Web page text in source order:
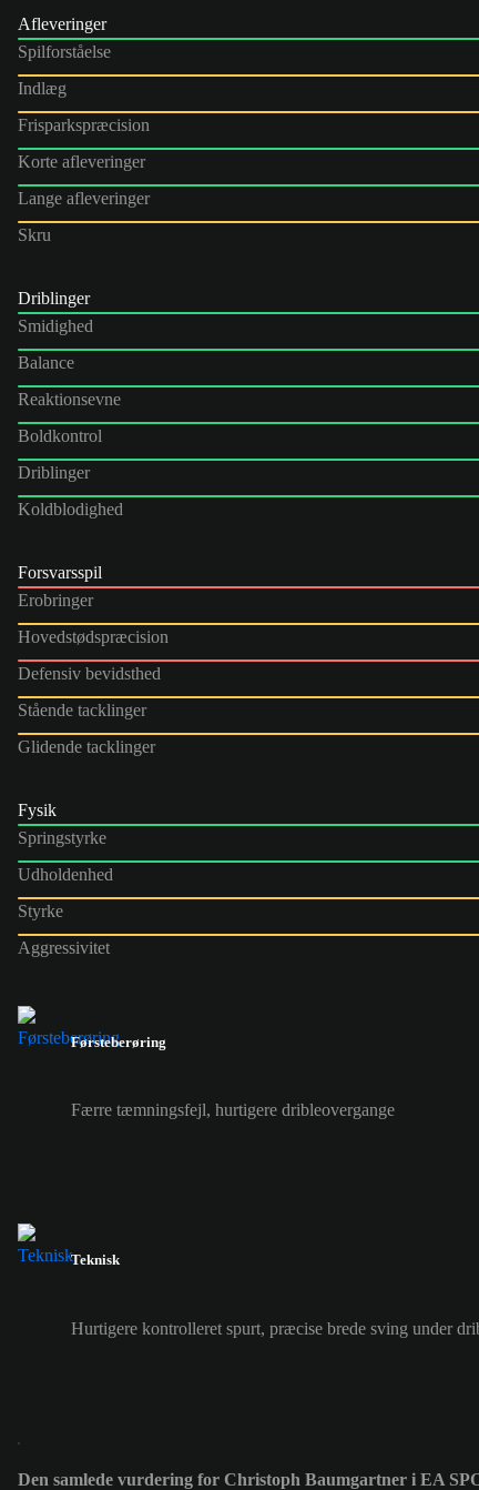
Afleveringer
Spilforståelse
Indlæg
Frisparkspræcision
Korte afleveringer
Lange afleveringer
Skru
Driblinger
Smidighed
Balance
Reaktionsevne
Boldkontrol
Driblinger
Koldblodighed
Forsvarsspil
Erobringer
Hovedstødspræcision
Defensiv bevidsthed
Stående tacklinger
Glidende tacklinger
Fysik
Springstyrke
Udholdenhed
Styrke
Aggressivitet
Førsteberøring
Færre tæmningsfejl, hurtigere dribleovergange
Teknisk
Hurtigere kontrolleret spurt, præcise brede sving under
Den samlede vurdering for Christoph Baumgartner i EA